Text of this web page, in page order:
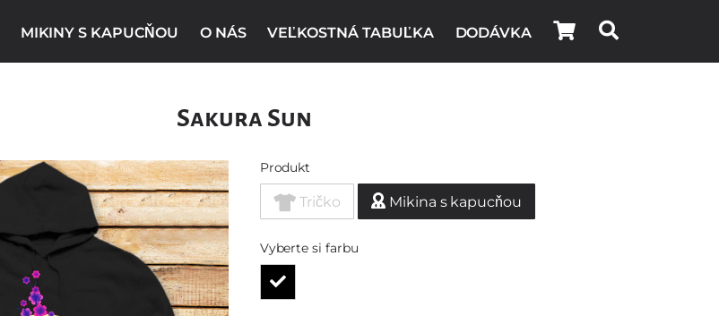
MIKINY S KAPUCŇOU O NÁS VEĽKOSTNÁ TABUĽKA DODÁVKA
Sakura Sun
Produkt
Tričko Mikina s kapucňou
Vyberte si farbu